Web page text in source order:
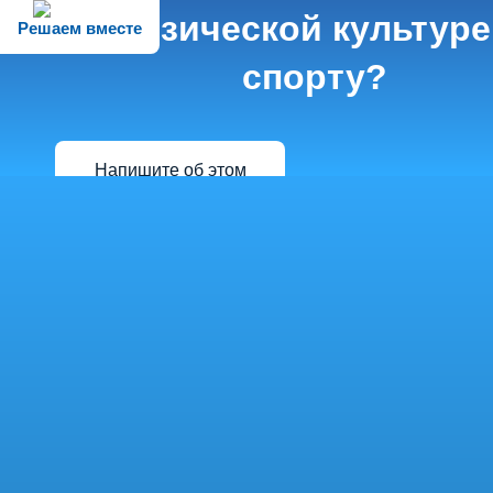
Решаем вместефизической
спорту?
Напишите об этом